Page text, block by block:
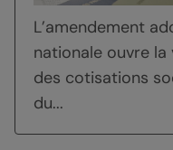
L’amendement
nationale ouvre
des cotisations
du...